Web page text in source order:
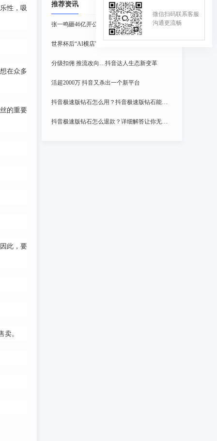
性，吸
在众多
的重要
此，要
卖。
推荐资讯
张一鸣砸46亿开公司 准备大干一场
分级扣佣 推流改向…抖音达人生态新变革
活超2000万 抖音又杀出一个新平台
抖音极速版钻石怎么用？抖音极速版钻石能提现吗
抖音极速版钻石怎么退款？详细解答让你无忧退款
微信扫码联系客服
沟通更流畅